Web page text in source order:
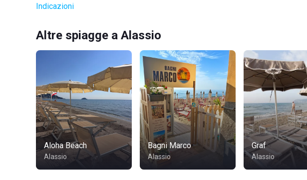
Indicazioni
Altre spiagge a Alassio
Aloha Beach
Alassio
Bagni Marco
Alassio
Graf
Alassio